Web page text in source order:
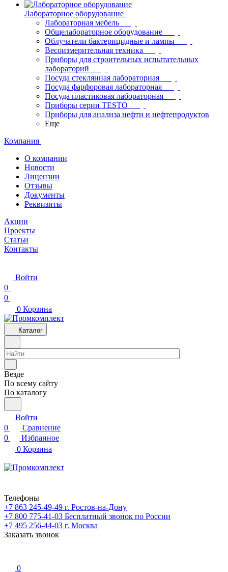
Лабораторное оборудование
Лабораторная мебель
Общелабораторное оборудование
Облучатели бактерицидные и лампы
Весоизмерительная техника
Приборы для строительных испытательных
лабораторий
Посуда стеклянная лабораторная
Посуда фарфоровая лабораторная
Посуда пластиковая лабораторная
Приборы серии TESTO
Приборы для анализа нефти и нефтепродуктов
Еще
Компания
О компании
Новости
Лицензии
Отзывы
Документы
Реквизиты
Акции
Проекты
Статьи
Контакты
Войти
0
0
0 Корзина
Каталог
Везде
По всему сайту
По каталогу
Войти
0
Сравнение
0
Избранное
0 Корзина
Телефоны
+7 863 245-49-49 г. Ростов-на-Дону
+7 800 775-41-03 Бесплатный звонок по России
+7 495 256-44-03 г. Москва
Заказать звонок
0